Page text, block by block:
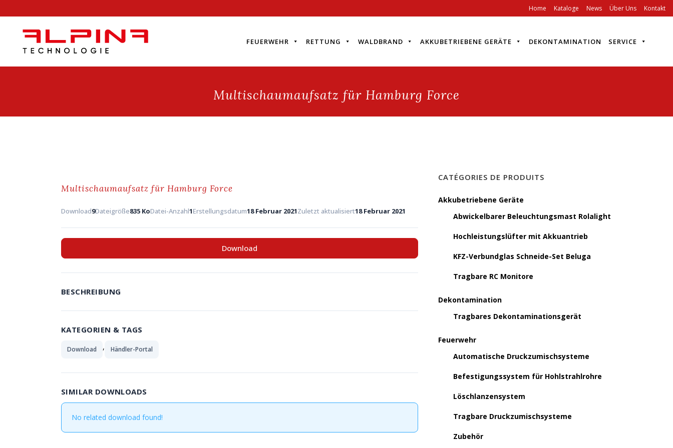
Home Kataloge News Über Uns Kontakt
FEUERWEHR RETTUNG WALDBRAND AKKUBETRIEBENE GERÄTE DEKONTAMINATION SERVICE
Multischaumaufsatz für Hamburg Force
Multischaumaufsatz für Hamburg Force
Download9Dateigröße835 KoDatei-Anzahl1Erstellungsdatum18 Februar 2021Zuletzt aktualisiert18 Februar 2021
Download
BESCHREIBUNG
KATEGORIEN & TAGS
Download , Händler-Portal
SIMILAR DOWNLOADS
No related download found!
CATÉGORIES DE PRODUITS
Akkubetriebene Geräte
Abwickelbarer Beleuchtungsmast Rolalight
Hochleistungslüfter mit Akkuantrieb
KFZ-Verbundglas Schneide-Set Beluga
Tragbare RC Monitore
Dekontamination
Tragbares Dekontaminationsgerät
Feuerwehr
Automatische Druckzumischsysteme
Befestigungssystem für Hohlstrahlrohre
Löschlanzensystem
Tragbare Druckzumischsysteme
Zubehör